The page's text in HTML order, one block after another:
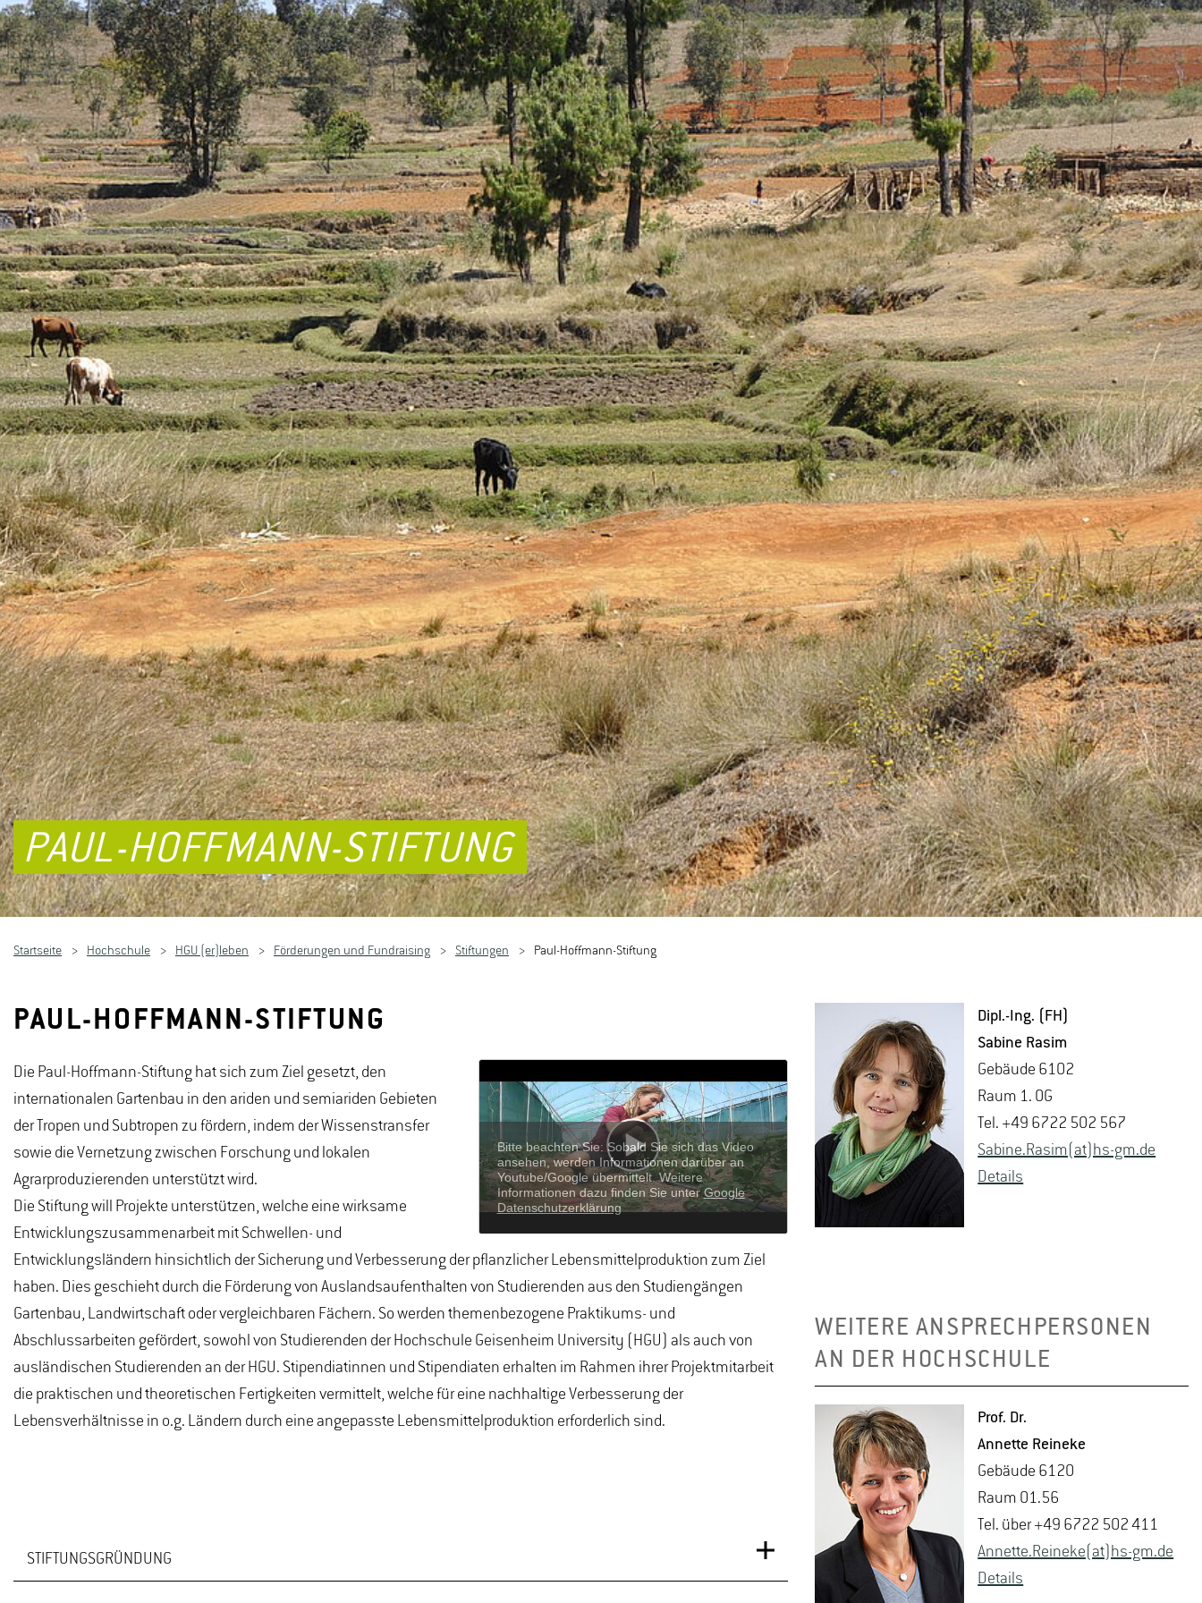
PAUL-HOFFMANN-STIFTUNG
Startseite Hochschule HGU (er)leben Förderungen und Fundraising Stiftungen Paul-Hoffmann-Stiftung
PAUL-HOFFMANN-STIFTUNG
Die Paul-Hoffmann-Stiftung hat sich zum Ziel gesetzt, den
internationalen Gartenbau in den ariden und semiariden Gebieten
der Tropen und Subtropen zu fördern, indem der Wissenstransfer
sowie die Vernetzung zwischen Forschung und lokalen
Agrarproduzierenden unterstützt wird.
Die Stiftung will Projekte unterstützen, welche eine wirksame
Entwicklungszusammenarbeit mit Schwellen- und
Entwicklungsländern hinsichtlich der Sicherung und Verbesserung der pflanzlicher Lebensmittelproduktion zum Ziel
haben. Dies geschieht durch die Förderung von Auslandsaufenthalten von Studierenden aus den Studiengängen
Gartenbau, Landwirtschaft oder vergleichbaren Fächern. So werden themenbezogene Praktikums- und
Abschlussarbeiten gefördert, sowohl von Studierenden der Hochschule Geisenheim University (HGU) als auch von
ausländischen Studierenden an der HGU. Stipendiatinnen und Stipendiaten erhalten im Rahmen ihrer Projektmitarbeit
die praktischen und theoretischen Fertigkeiten vermittelt, welche für eine nachhaltige Verbesserung der
Lebensverhältnisse in o.g. Ländern durch eine angepasste Lebensmittelproduktion erforderlich sind.
STIFTUNGSGRÜNDUNG
Dipl.-Ing. (FH)
Sa­bi­ne Rasim
Ge­bäu­de 6102
Raum 1. OG
Tel. +49 6722 502 567
Sa­bi­ne.Rasim(at)hs-​gm.​de
De­tails
WEITERE ANSPRECHPERSONEN
AN DER HOCHSCHULE
Prof. Dr.
An­net­te Rei­ne­ke
Ge­bäu­de 6120
Raum 01.56
Tel. über +49 6722 502 411
An­net­te.Rei­ne­ke(at)hs-​gm.​de
De­tails